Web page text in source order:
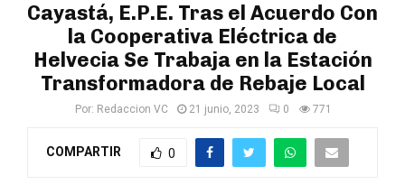
Cayastá, E.P.E. Tras el Acuerdo Con
la Cooperativa Eléctrica de
Helvecia Se Trabaja en la Estación
Transformadora de Rebaje Local
Por: Redaccion VC 21 junio, 2023 0 771
COMPARTIR 0